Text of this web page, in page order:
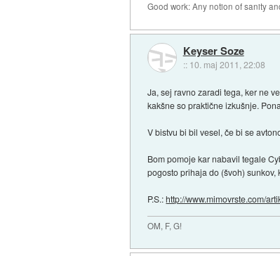
Good work: Any notion of sanity
Keyser Soze
:: 10. maj 2011, 22:08
Ja, sej ravno zaradi tega, ker ne
kakšne so praktične izkušnje.
V bistvu bi bil vesel, če bi se
Bom pomoje kar nabavil tegale
pogosto prihaja do (švoh)
P.S.:http://www.mimovrste.com/
OM, F, G!